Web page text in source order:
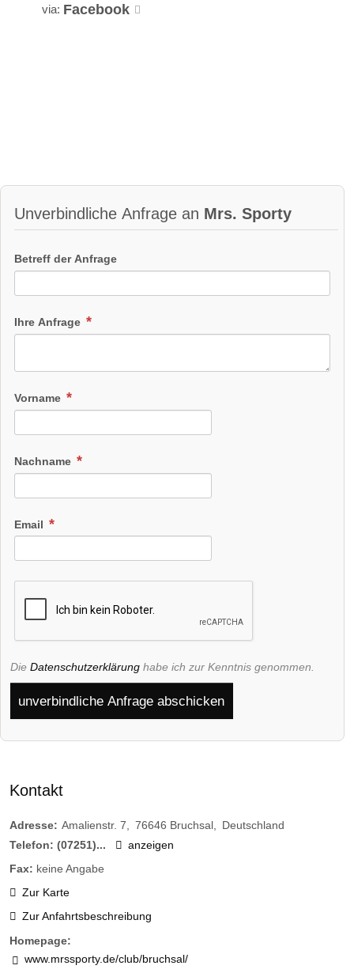
via: Facebook
Unverbindliche Anfrage an Mrs. Sporty
Betreff der Anfrage
Ihre Anfrage
Vorname
Nachname
Email
Die Datenschutzerklärung habe ich zur Kenntnis genommen.
unverbindliche Anfrage abschicken
Kontakt
Adresse: Amalienstr. 7 76646 Bruchsal
Deutschland
Telefon: (07251)...
anzeigen
Fax: keine Angabe
Zur Karte
Zur Anfahrtsbeschreibung
Homepage:
www.mrssporty.de/club/bruchsal/